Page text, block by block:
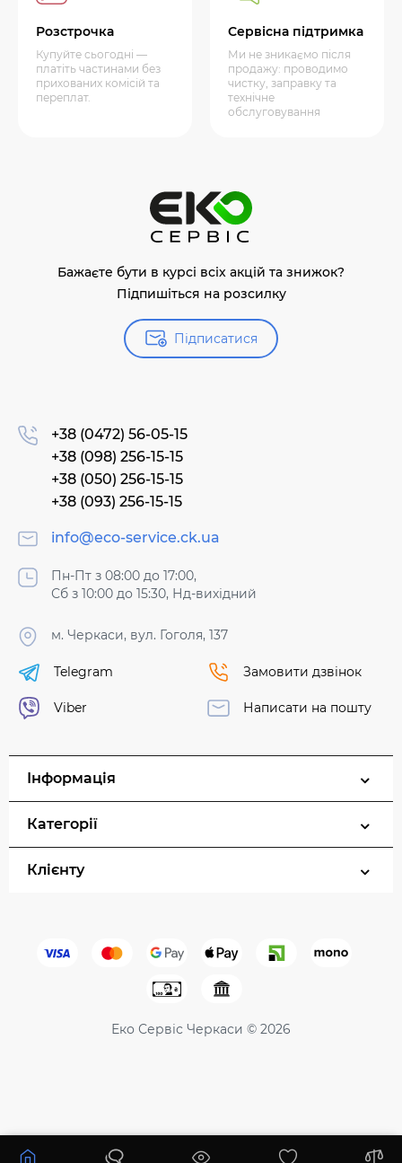
Розстрочка
Купуйте сьогодні —
платіть частинами без
прихованих комісій та
переплат.
Сервісна підтримка
Ми не зникаємо після
продажу: проводимо
чистку, заправку та
технічне
обслуговування
Бажаєте бути в курсі всіх акцій та знижок?
Підпишіться на розсилку
Підписатися
+38 (0472) 56-05-15
+38 (098) 256-15-15
+38 (050) 256-15-15
+38 (093) 256-15-15
info@eco-service.ck.ua
Пн-Пт з 08:00 до 17:00,
Сб з 10:00 до 15:30, Нд-вихідний
м. Черкаси, вул. Гоголя, 137
Telegram
Viber
Замовити дзвінок
Написати на пошту
Інформація
Категорії
Клієнту
Еко Сервіс Черкаси © 2026